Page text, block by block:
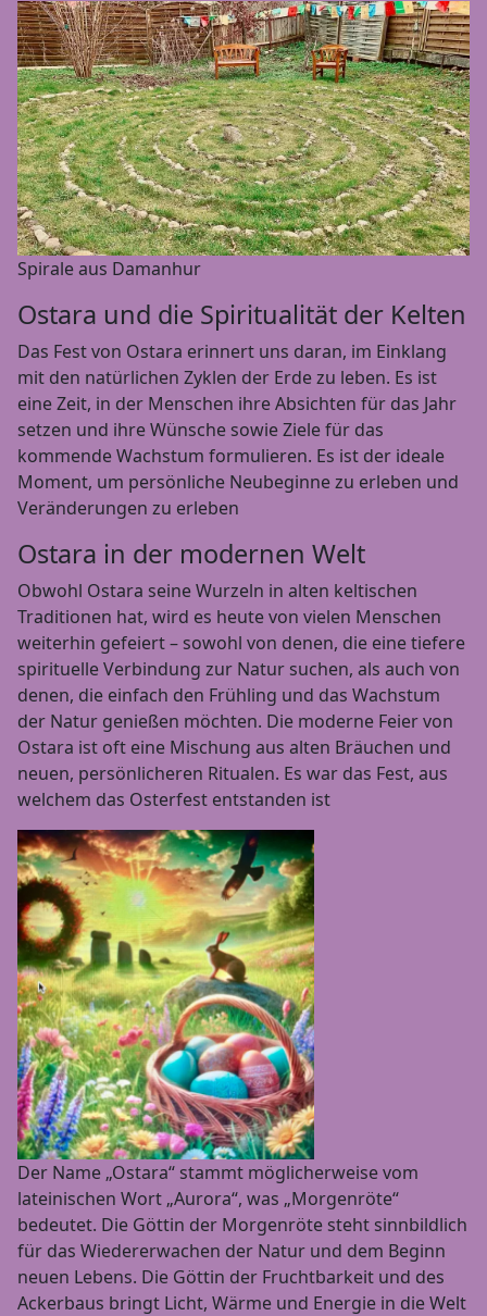
Spirale aus Damanhur
Ostara und die Spiritualität der Kelten
Das Fest von Ostara erinnert uns daran, im Einklang
mit den natürlichen Zyklen der Erde zu leben. Es ist
eine Zeit, in der Menschen ihre Absichten für das Jahr
setzen und ihre Wünsche sowie Ziele für das
kommende Wachstum formulieren. Es ist der ideale
Moment, um persönliche Neubeginne zu erleben und
Veränderungen zu erleben
Ostara in der modernen Welt
Obwohl Ostara seine Wurzeln in alten keltischen
Traditionen hat, wird es heute von vielen Menschen
weiterhin gefeiert – sowohl von denen, die eine tiefere
spirituelle Verbindung zur Natur suchen, als auch von
denen, die einfach den Frühling und das Wachstum
der Natur genießen möchten. Die moderne Feier von
Ostara ist oft eine Mischung aus alten Bräuchen und
neuen, persönlicheren Ritualen. Es war das Fest, aus
welchem das Osterfest entstanden ist
Der Name „Ostara“ stammt möglicherweise vom
lateinischen Wort „Aurora“, was „Morgenröte“
bedeutet. Die Göttin der Morgenröte steht sinnbildlich
für das Wiedererwachen der Natur und dem Beginn
neuen Lebens. Die Göttin der Fruchtbarkeit und des
Ackerbaus bringt Licht, Wärme und Energie in die Welt